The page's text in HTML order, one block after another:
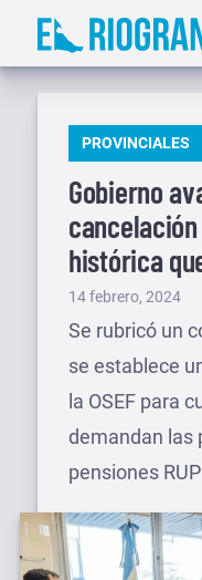
Saltar
PUBLICADO
PROVINCIALES
Gobierno
histórica
Publicado
el
14 febrero, 2024
Se rubricó un
se establece
la OSEF para
demandan las
pensiones